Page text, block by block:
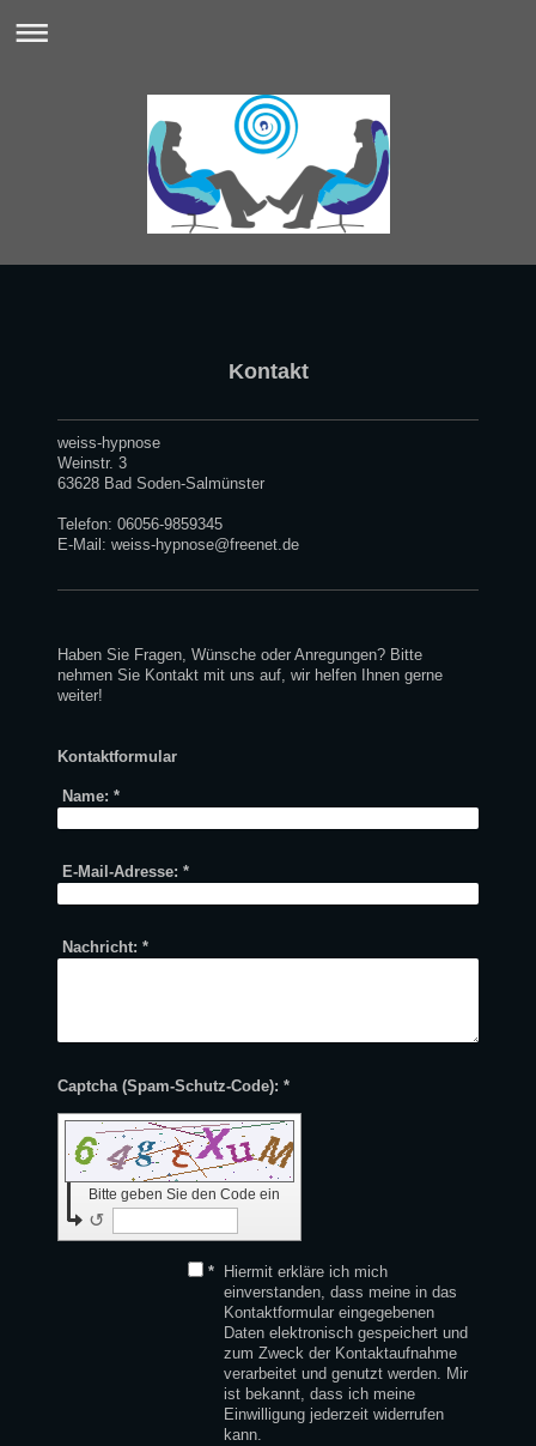
Kontakt
weiss-hypnose
Weinstr. 3
63628 Bad Soden-Salmünster
Telefon: 06056-9859345
E-Mail: weiss-hypnose@freenet.de
Haben Sie Fragen, Wünsche oder Anregungen? Bitte
nehmen Sie Kontakt mit uns auf, wir helfen Ihnen gerne
weiter!
Kontaktformular
Name: *
E-Mail-Adresse: *
Nachricht: *
Captcha (Spam-Schutz-Code): *
Bitte geben Sie den Code ein
↺
*
Hiermit erkläre ich mich
einverstanden, dass meine in das
Kontaktformular eingegebenen
Daten elektronisch gespeichert und
zum Zweck der Kontaktaufnahme
verarbeitet und genutzt werden. Mir
ist bekannt, dass ich meine
Einwilligung jederzeit widerrufen
kann.